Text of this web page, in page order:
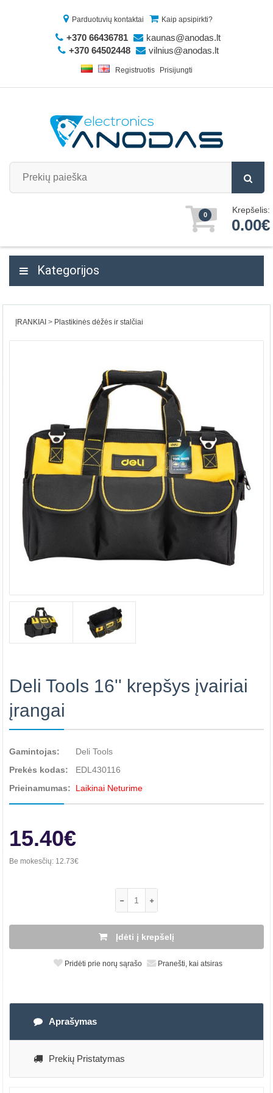
Parduotuvių kontaktai Kaip apsipirkti?
+370 66436781
kaunas@anodas.lt
+370 64502448
vilnius@anodas.lt
Registruotis Prisijungti
0 Krepšelis:
0.00€
Kategorijos
ĮRANKIAI Plastikinės dėžės ir stalčiai
Deli Tools 16'' krepšys įvairiai
įrangai
Gamintojas:
Deli Tools
Prekės kodas:
EDL430116
Prieinamumas:
Laikinai Neturime
15.40€
Be mokesčių: 12.73€
Įdėti į krepšelį
Pridėti prie norų sąrašo Pranešti, kai atsiras
Aprašymas
Prekių Pristatymas